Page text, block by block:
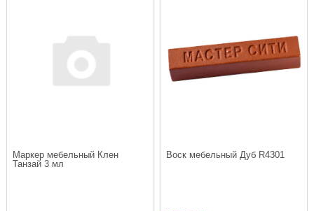
Маркер мебельный Клен
Танзай 3 мл
Воск мебельный Дуб R4301